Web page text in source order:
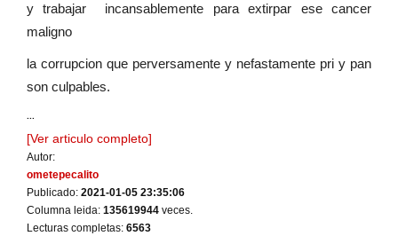
y trabajar incansablemente para extirpar ese cancer
maligno
la corrupcion que perversamente y nefastamente pri y pan
son culpables.
...
[Ver articulo completo]
Autor:
ometepecalito
Publicado: 2021-01-05 23:35:06
Columna leida: 135619944 veces.
Lecturas completas: 6563